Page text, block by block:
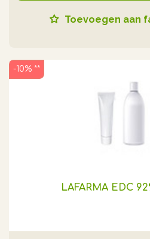
Toevoegen aan
LAFARMA EDC
-10% **